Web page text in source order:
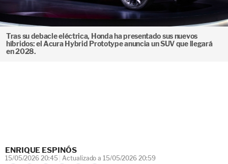
Tras su debacle eléctrica, Honda ha presentado sus nuevos
híbridos: el Acura Hybrid Prototype anuncia un SUV que llegará
en 2028.
ENRIQUE ESPINÓS
15/05/2026 20:45 Actualizado a 15/05/2026 20:59